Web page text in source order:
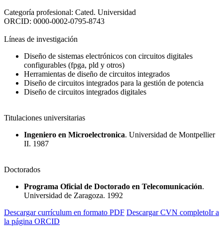
Categoría profesional: Cated. Universidad
ORCID: 0000-0002-0795-8743
Líneas de investigación
Diseño de sistemas electrónicos con circuitos digitales
configurables (fpga, pld y otros)
Herramientas de diseño de circuitos integrados
Diseño de circuitos integrados para la gestión de potencia
Diseño de circuitos integrados digitales
Titulaciones universitarias
Ingeniero en Microelectronica. Universidad de Montpellier
II. 1987
Doctorados
Programa Oficial de Doctorado en Telecomunicación.
Universidad de Zaragoza. 1992
Descargar currículum en formato PDF Descargar CVN completoIr a
la página ORCID